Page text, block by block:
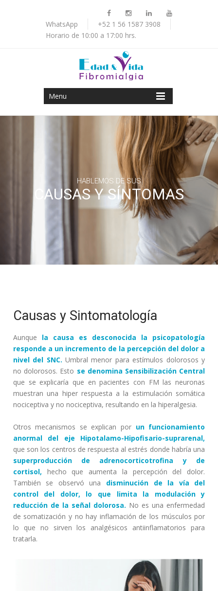
WhatsApp
+52 1 56 1587 3908
Horario de 10:00 a 17:00 hrs.
Menu
HABLEMOS DE SUS
CAUSAS Y SÍNTOMAS
Causas y Sintomatología
Aunque la causa es desconocida la psicopatología
responde a un incremento de la percepción del dolor a
nivel del SNC. Umbral menor para estímulos dolorosos y
no dolorosos. Esto se denomina Sensibilización Central
que se explicaría que en pacientes con FM las neuronas
muestran una hiper respuesta a la estimulación somática
nociceptiva y no nociceptiva, resultando en la hiperalgesia.
Otros mecanismos se explican por un funcionamiento
anormal del eje Hipotalamo-Hipofisario-suprarenal,
que son los centros de respuesta al estrés donde habría una
superproducción de adrenocorticotrofina y de
cortisol, hecho que aumenta la percepción del dolor.
También se observó una disminución de la vía del
control del dolor, lo que limita la modulación y
reducción de la señal dolorosa. No es una enfermedad
de somatización y no hay inflamación de los músculos por
lo que no sirven los analgésicos antiinflamatorios para
tratarla.